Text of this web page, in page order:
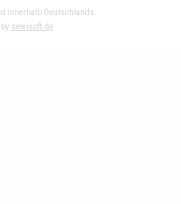
innerhalb Deutschlands.
sewisoft.de